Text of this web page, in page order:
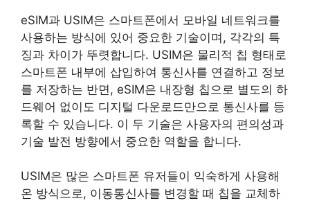
eSIM과 USIM은 스마트폰에서 모바일 네트워크를
사용하는 방식에 있어 중요한 기술이며, 각각의 특
징과 차이가 뚜렷합니다. USIM은 물리적 칩 형태로
스마트폰 내부에 삽입하여 통신사를 연결하고 정보
를 저장하는 반면, eSIM은 내장형 칩으로 별도의 하
드웨어 없이도 디지털 다운로드만으로 통신사를 등
록할 수 있습니다. 이 두 기술은 사용자의 편의성과
기술 발전 방향에서 중요한 역할을 합니다.
USIM은 많은 스마트폰 유저들이 익숙하게 사용해
온 방식으로, 이동통신사를 변경할 때 칩을 교체하